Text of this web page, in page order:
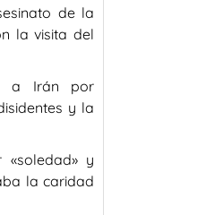
de la
la visita del
a Irán por
y la
«soledad» y
la caridad